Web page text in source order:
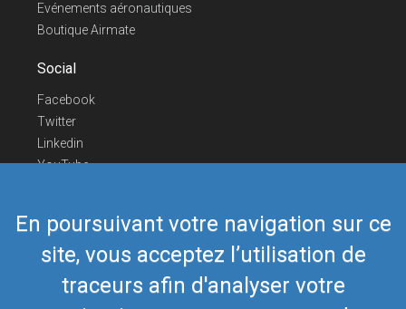
En poursuivant votre navigation sur ce
site, vous acceptez l’utilisation de
traceurs afin d'analyser votre
Evénements aéronautiques
Boutique Airmate
Social
Facebook
Twitter
Linkedin
YouTube
Nous contacter
Téléphone Europe+352 26441835
Téléphone US/Canada418-592-8862